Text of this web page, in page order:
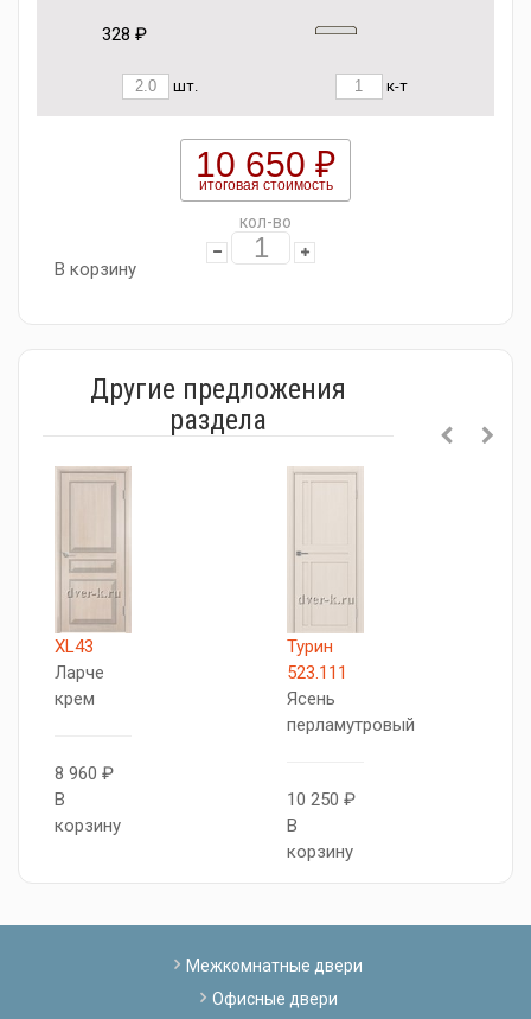
328 ₽
шт. к-т
10 650 ₽
итоговая стоимость
кол-во
В корзину
Другие предложения
раздела
XL43
Ларче
крем
8 960 ₽
В
корзину
Турин
523.111
Ясень
перламутровый
10 250 ₽
В
корзину
Межкомнатные двери
Офисные двери